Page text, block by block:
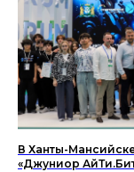
В Ханты-
«Джуниор